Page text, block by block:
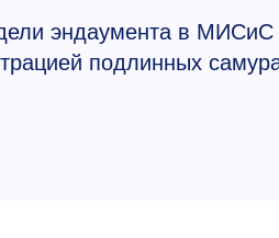
эндаумента в МИСиС
подлинных